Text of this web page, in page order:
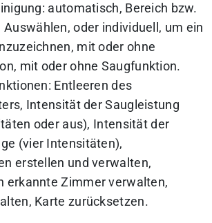
automatisch, Bereich bzw.
Auswählen, oder individuell, um ein
mit oder ohne
mit oder ohne Saugfunktion.
Entleeren des
Intensität der Saugleistung
oder aus), Intensität der
(vier Intensitäten),
erstellen und verwalten,
erkannte Zimmer verwalten,
Karte zurücksetzen.